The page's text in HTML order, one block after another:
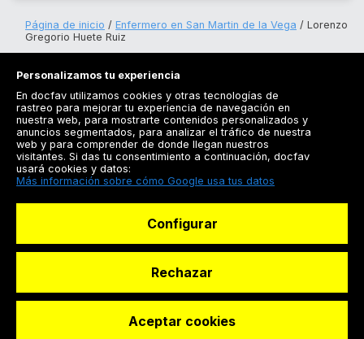
Página de inicio Enfermero en San Martin de la Vega
Lorenzo
Gregorio Huete Ruiz
Registrarse
Docfav
© Dashboard Technologies S.L
Personalizamos tu experiencia
En docfav utilizamos cookies y otras tecnologías de
rastreo para mejorar tu experiencia de navegación en
nuestra web, para mostrarte contenidos personalizados y
anuncios segmentados, para analizar el tráfico de nuestra
web y para comprender de donde llegan nuestros
visitantes. Si das tu consentimiento a continuación, docfav
usará cookies y datos:
Más información sobre cómo Google usa tus datos
Configurar
Rechazar
Aceptar cookies